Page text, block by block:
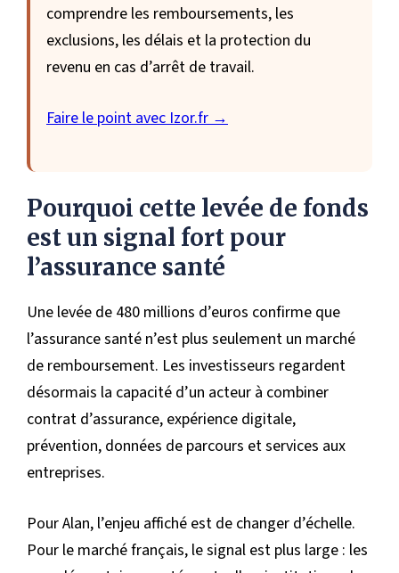
comprendre les remboursements, les
exclusions, les délais et la protection du
revenu en cas d’arrêt de travail.
Faire le point avec Izor.fr →
Pourquoi cette levée de fonds
est un signal fort pour
l’assurance santé
Une levée de 480 millions d’euros confirme que
l’assurance santé n’est plus seulement un marché
de remboursement. Les investisseurs regardent
désormais la capacité d’un acteur à combiner
contrat d’assurance, expérience digitale,
prévention, données de parcours et services aux
entreprises.
Pour Alan, l’enjeu affiché est de changer d’échelle.
Pour le marché français, le signal est plus large : les